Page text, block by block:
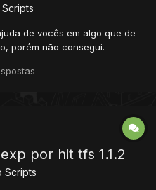
Scripts
de vocês em algo que de
porém não consegui.
em um item, abriria uma
por hit tfs 1.1.2
Scripts